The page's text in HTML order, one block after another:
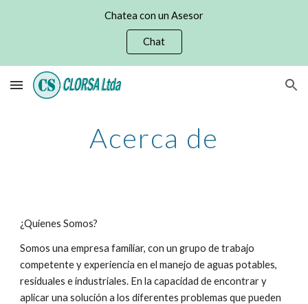
Chatea con un Asesor
Chat
Acerca de
¿Quienes Somos?
Somos una empresa familiar, con un grupo de trabajo
competente y experiencia en el manejo de aguas potables,
residuales e industriales. En la capacidad de encontrar y
aplicar una solución a los diferentes problemas que pueden